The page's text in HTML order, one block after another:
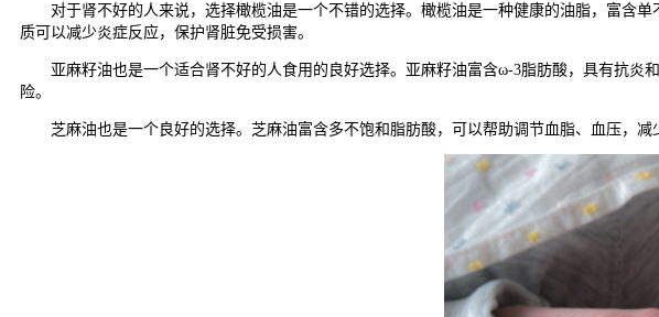
对于肾不好的人来说，选择橄榄油是一个不错的选择。橄榄油是一种健康的油脂，富含单
质可以减少炎症反应，保护肾脏免受损害。
亚麻籽油也是一个适合肾不好的人食用的良好选择。亚麻籽油富含ω-3脂肪酸，具有抗炎
险。
芝麻油也是一个良好的选择。芝麻油富含多不饱和脂肪酸，可以帮助调节血脂、血压，减